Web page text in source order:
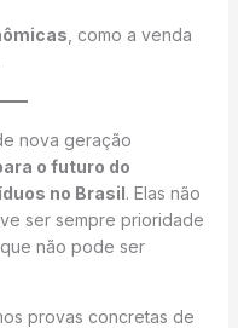
, como a venda
nova geração
o futuro do
no Brasil. Elas não
ser sempre prioridade
não pode ser
provas concretas de